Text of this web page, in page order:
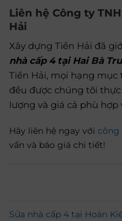
Liên hệ Công ty
Hải
Xây dựng Tiền Hải đã
nhà cấp 4 tại Hai Bà
Tiền Hải, mọi hạng mục
đều được chúng tôi
lượng và giá cả phù
Hãy liên hệ ngay với công
vấn và báo giá chi tiết!
Sửa nhà cấp 4 tại Hoàn